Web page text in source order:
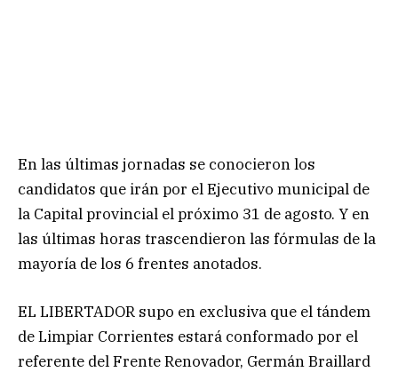
En las últimas jornadas se conocieron los
candidatos que irán por el Ejecutivo municipal de
la Capital provincial el próximo 31 de agosto. Y en
las últimas horas trascendieron las fórmulas de la
mayoría de los 6 frentes anotados.
EL LIBERTADOR supo en exclusiva que el tándem
de Limpiar Corrientes estará conformado por el
referente del Frente Renovador, Germán Braillard